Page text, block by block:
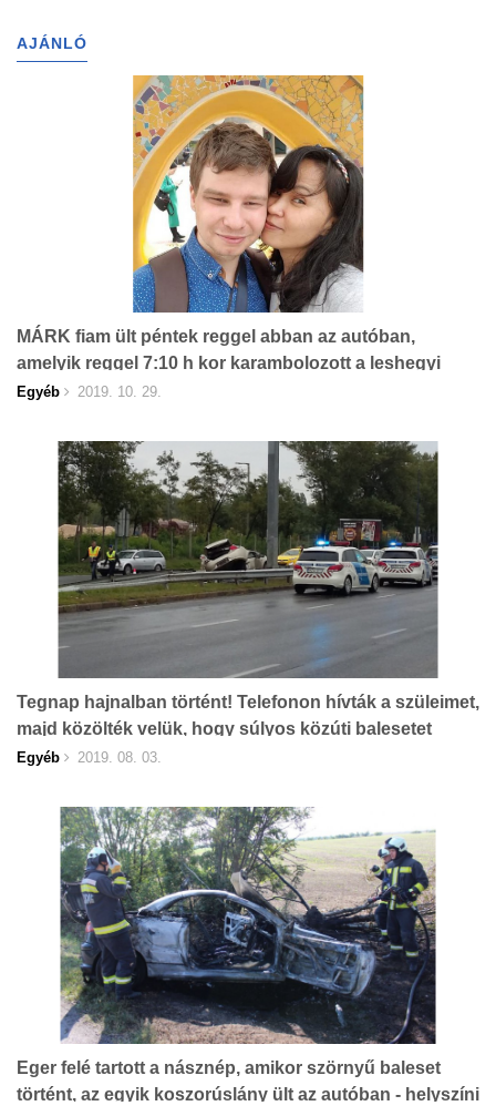
AJÁNLÓ
MÁRK fiam ült péntek reggel abban az autóban,
amelyik reggel 7:10 h kor karambolozott a leshegyi
kereszteződésben egy autóbusszal, majd egy
Egyéb 2019. 10. 29.
Tegnap hajnalban történt! Telefonon hívták a szüleimet,
majd közölték velük, hogy súlyos közúti balesetet
okoztam...
Egyéb 2019. 08. 03.
Eger felé tartott a násznép, amikor szörnyű baleset
történt, az egyik koszorúslány ült az autóban - helyszíni